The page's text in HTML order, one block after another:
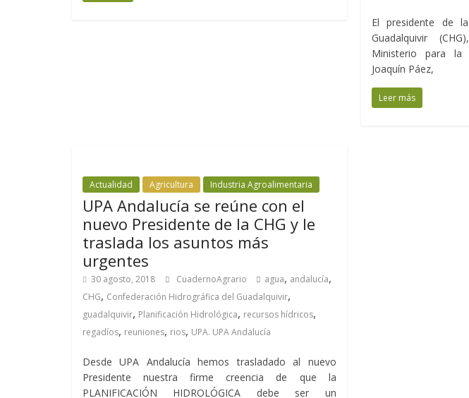
El presidente de
Guadalquivir
Ministerio para la
Joaquín Páez,
Leer más
Actualidad Agricultura Industria Agroalimentaria
UPA Andalucía se reúne con el
nuevo Presidente de la CHG y le
traslada los asuntos más
urgentes
30 agosto, 2018 CuadernoAgrario agua, andalucía,
CHG, Confederación Hidrográfica del Guadalquivir,
guadalquivir, Planificación Hidrológica, recursos hídricos,
regadíos, reuniones, rios, UPA. UPA Andalucía
Desde UPA Andalucía hemos trasladado al nuevo
Presidente nuestra firme creencia de que la
PLANIFICACIÓN HIDROLÓGICA debe ser un